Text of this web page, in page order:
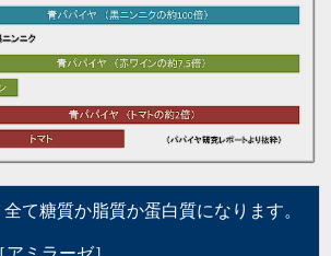
て糖質か脂質か蛋白質になります。